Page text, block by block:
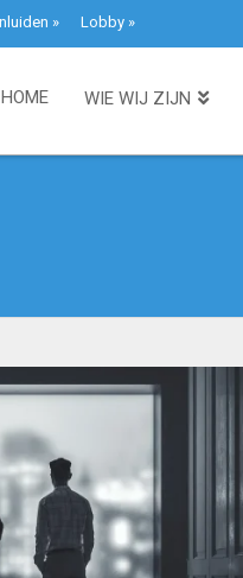
» Lobby»
HOME WIE WIJ ZIJN